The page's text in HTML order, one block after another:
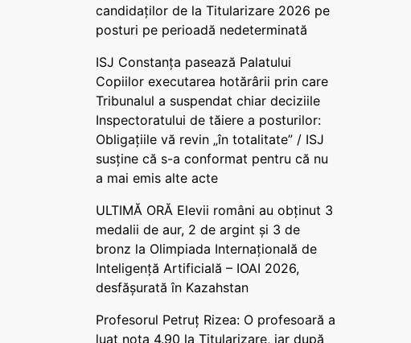
candidaților de la Titularizare 2026 pe
posturi pe perioadă nedeterminată
ISJ Constanța pasează Palatului
Copiilor executarea hotărârii prin care
Tribunalul a suspendat chiar deciziile
Inspectoratului de tăiere a posturilor:
Obligațiile vă revin „în totalitate” / ISJ
susține că s-a conformat pentru că nu
a mai emis alte acte
ULTIMĂ ORĂ Elevii români au obținut 3
medalii de aur, 2 de argint și 3 de
bronz la Olimpiada Internațională de
Inteligență Artificială – IOAI 2026,
desfășurată în Kazahstan
Profesorul Petruț Rizea: O profesoară a
luat nota 4.90 la Titularizare, iar după